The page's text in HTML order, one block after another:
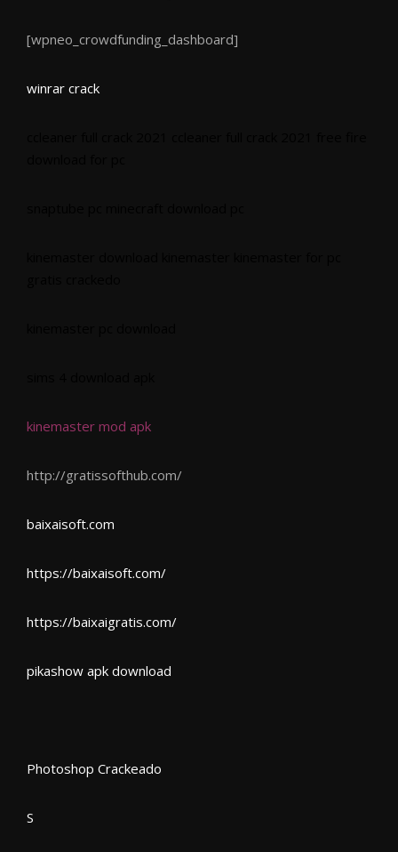
[wpneo_crowdfunding_dashboard]
winrar crack
kinemaster mod apk
http://gratissofthub.com/
baixaisoft.com
https://baixaisoft.com/
https://baixaigratis.com/
pikashow apk download
Photoshop Crackeado
S